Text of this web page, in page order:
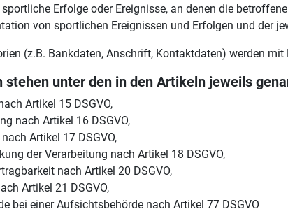
Erfolge oder Ereignisse, an denen die
von sportlichen Ereignissen und Erfolgen und der
(z.B. Bankdaten, Anschrift, Kontaktdaten) werden
stehen unter den in den Artikeln jeweils
Artikel 15 DSGVO,
nach Artikel 16 DSGVO,
Artikel 17 DSGVO,
der Verarbeitung nach Artikel 18 DSGVO,
nach Artikel 20 DSGVO,
Artikel 21 DSGVO,
bei einer Aufsichtsbehörde nach Artikel 77 DSGVO